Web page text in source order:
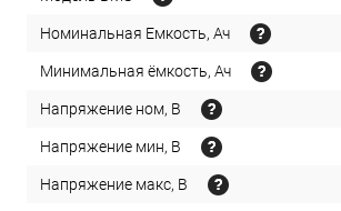
Номинальная Емкость, Ач
Минимальная ёмкость, Ач
Напряжение ном, В
Напряжение мин, В
Напряжение макс, В